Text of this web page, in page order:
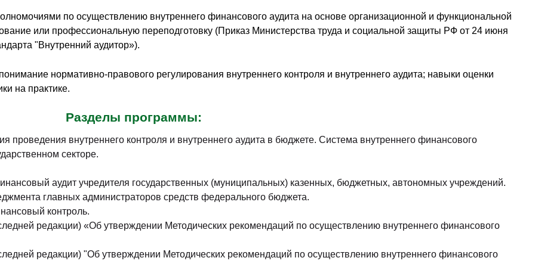
по осуществлению внутреннего финансового аудита на основе организационной и функциональной
или профессиональную переподготовку (Приказ Министерства труда и социальной защиты РФ от 24 июня
"Внутренний аудитор»).
нормативно-правового регулирования внутреннего контроля и внутреннего аудита; навыки оценки
на практике.
Разделы программы:
проведения внутреннего контроля и внутреннего аудита в бюджете. Система внутреннего финансового
секторе.
аудит учредителя государственных (муниципальных) казенных, бюджетных, автономных учреждений.
главных администраторов средств федерального бюджета.
контроль.
редакции) «Об утверждении Методических рекомендаций по осуществлению внутреннего финансового
редакции) "Об утверждении Методических рекомендаций по осуществлению внутреннего финансового